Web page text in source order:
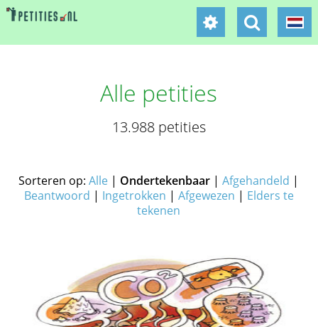
Alle petities
13.988 petities
Sorteren op:Alle | Ondertekenbaar |Afgehandeld |
Beantwoord | Ingetrokken | Afgewezen | Elders te
tekenen